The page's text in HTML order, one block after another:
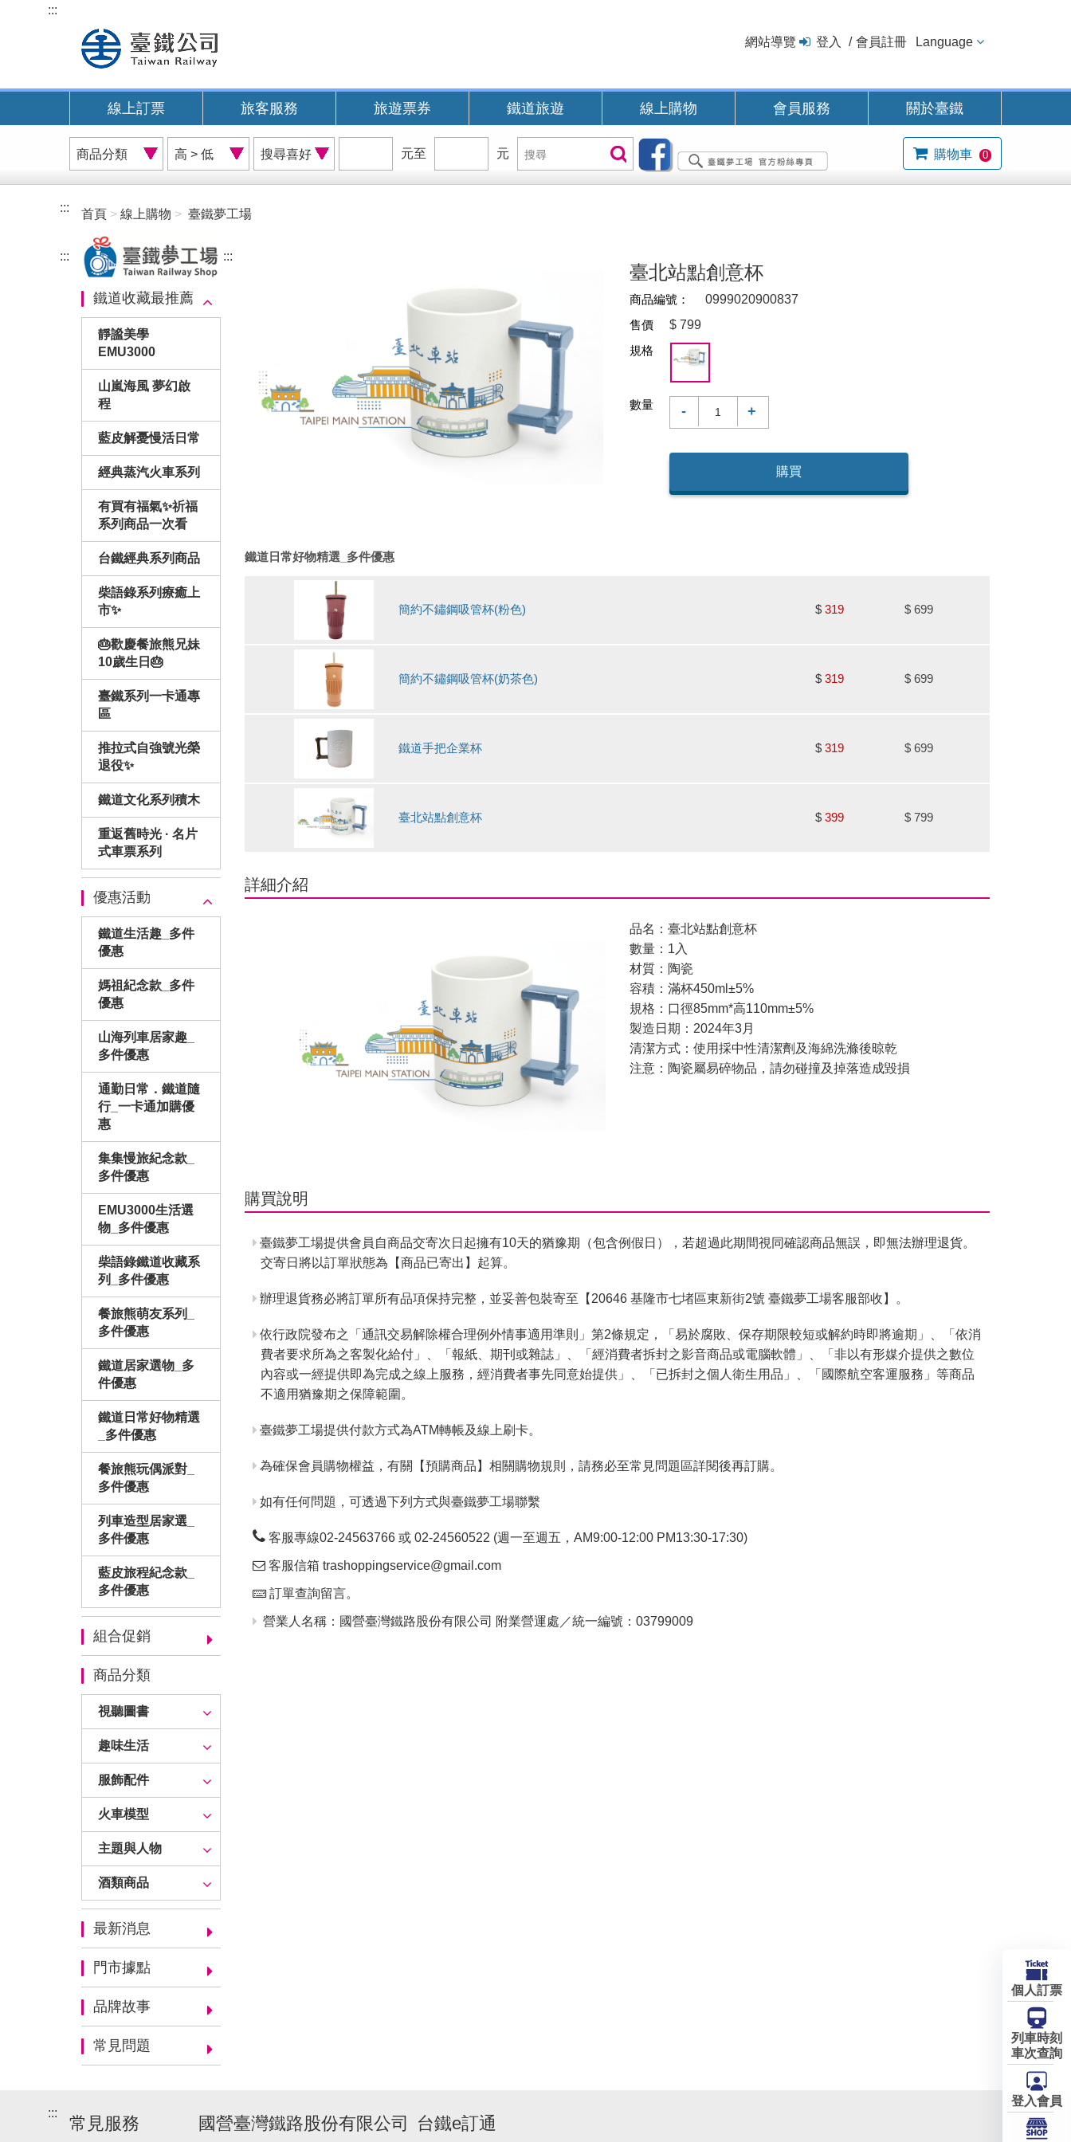
內
:::
網站導覽 登入 會員註冊 Language
線上訂票 旅客服務 旅遊票券 鐵道旅遊 線上購物 會員服務 關於臺鐵
商
品
分
價
格
排
搜
尋
喜
位
元至
位
元
搜
尋
搜尋 購物車 0
::: 首頁 線上購物 臺鐵夢工場
:::
鐵道收藏最推薦
靜謐美學
EMU3000
山嵐海風 夢幻啟
程
藍皮解憂慢活日常
經典蒸汽火車系列
有買有福氣✨祈福
系列商品一次看
台鐵經典系列商品
柴語錄系列療癒上
市✨
🎂歡慶餐旅熊兄妹
10歲生日🎂
臺鐵系列一卡通專
區
推拉式自強號光榮
退役✨
鐵道文化系列積木
重返舊時光 · 名片
式車票系列
優惠活動
鐵道生活趣_多件
優惠
媽祖紀念款_多件
優惠
山海列車居家趣_
多件優惠
通勤日常．鐵道隨
行_一卡通加購優
惠
集集慢旅紀念款_
多件優惠
EMU3000生活選
物_多件優惠
柴語錄鐵道收藏系
列_多件優惠
餐旅熊萌友系列_
多件優惠
鐵道居家選物_多
件優惠
鐵道日常好物精選
_多件優惠
餐旅熊玩偶派對_
多件優惠
列車造型居家選_
多件優惠
藍皮旅程紀念款_
多件優惠
組合促銷
商品分類
視聽圖書
趣味生活
服飾配件
火車模型
主題與人物
酒類商品
最新消息
門市據點
品牌故事
常見問題
:::
臺北站點創意杯
商品編號：
0999020900837
售價
$ 799
規格
數量 - +
購買
鐵
鐵道日常好物精選_多件優惠
簡約不鏽鋼吸管杯(粉色) $ 319 $ 699
簡約不鏽鋼吸管杯(奶茶色) $ 319 $ 699
鐵道手把企業杯 $ 319 $ 699
臺北站點創意杯 $ 399 $ 799
詳細介紹
品名：臺北站點創意杯
數量：1入
材質：陶瓷
容積：滿杯450ml±5%
規格：口徑85mm*高110mm±5%
製造日期：2024年3月
清潔方式：使用採中性清潔劑及海綿洗滌後晾乾
注意：陶瓷屬易碎物品，請勿碰撞及掉落造成毀損
購買說明
臺鐵夢工場提供會員自商品交寄次日起擁有10天的猶豫期（包含例假日），若超過此期間視同確認商品無誤，即無法辦理退貨。
交寄日將以訂單狀態為【商品已寄出】起算。
辦理退貨務必將訂單所有品項保持完整，並妥善包裝寄至【20646 基隆市七堵區東新街2號 臺鐵夢工場客服部收】。
依行政院發布之「通訊交易解除權合理例外情事適用準則」第2條規定，「易於腐敗、保存期限較短或解約時即將逾期」、「依消
費者要求所為之客製化給付」、「報紙、期刊或雜誌」、「經消費者拆封之影音商品或電腦軟體」、「非以有形媒介提供之數位
內容或一經提供即為完成之線上服務，經消費者事先同意始提供」、「已拆封之個人衛生用品」、「國際航空客運服務」等商品
不適用猶豫期之保障範圍。
臺鐵夢工場提供付款方式為ATM轉帳及線上刷卡。
為確保會員購物權益，有關【預購商品】相關購物規則，請務必至常見問題區詳閱後再訂購。
如有任何問題，可透過下列方式與臺鐵夢工場聯繫
客服專線02-24563766 或 02-24560522 (週一至週五，AM9:00-12:00 PM13:30-17:30)
客服信箱 trashoppingservice@gmail.com
訂單查詢留言。
營業人名稱：國營臺灣鐵路股份有限公司 附業營運處／統一編號：03799009
:::
常見服務 國營臺灣鐵路股份有限公司 台鐵e訂通
個人訂票
列車時刻
車次查詢
登入會員